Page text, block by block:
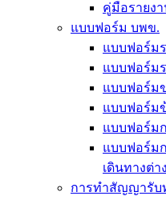
คู่มือรายง
แบบฟอร์ม บพข.
แบบฟอร์ม
แบบฟอร์ม
แบบฟอร์ม
แบบฟอร์ม
แบบฟอร์ม
แบบฟอร์ม
เดินทางต่า
การทำสัญญารับ